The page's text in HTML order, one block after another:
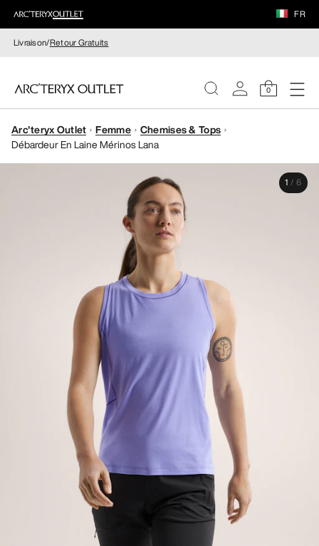
FR
Livraison/Retour Gratuits
0
FEMME
Arc'teryx Outlet Femme
Chemises & Tops
Débardeur En Laine Mérinos Lana
1 / 6